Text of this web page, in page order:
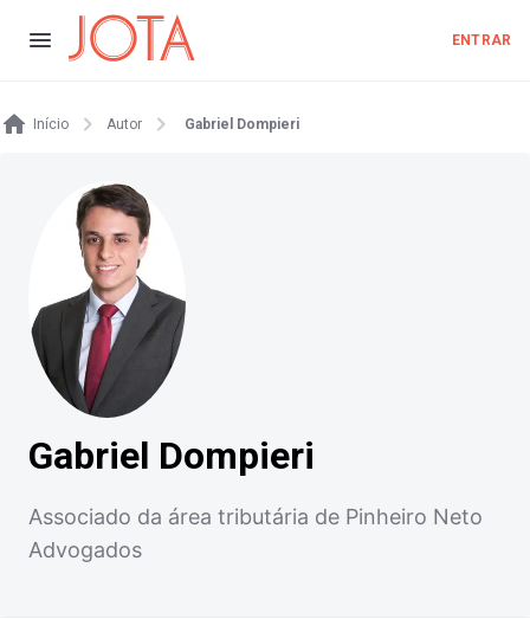
ENTRAR
Início Autor Gabriel Dompieri
Gabriel Dompieri
Associado da área tributária de Pinheiro Neto
Advogados